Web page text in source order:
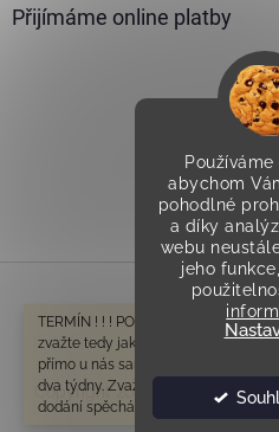
Používáme
abychom
pohodlné
a díky
webu
jeho
TERMÍN ! ! ! POZOR V tomto období
zvažte tedy jak na dodání spěcháte.
přímo u nás samozřejmě bude mít
dva týdny. Zvažte tedy prosím ještě
dodání spěcháte. Děkujeme za
Přijímáme online platby
Vytvořilo
Copyright 2026